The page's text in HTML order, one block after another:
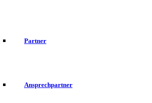
Partner
Ansprechpartner